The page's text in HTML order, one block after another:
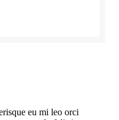
eu mi leo orci